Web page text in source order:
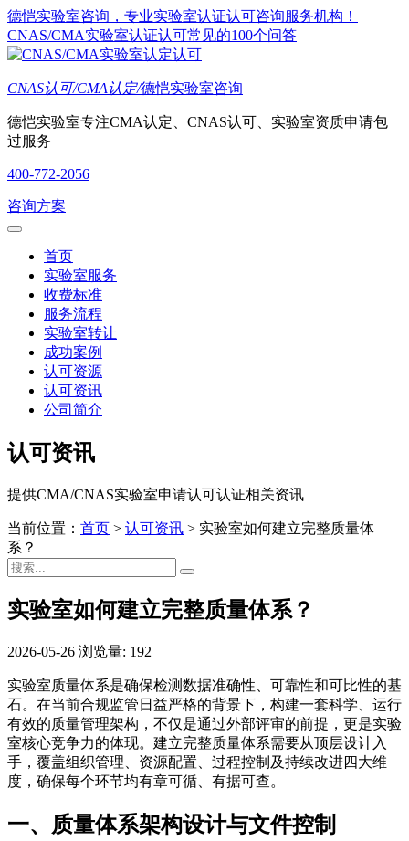
德恺实验室咨询，专业实验室认证认可咨询服务机构！
CNAS/CMA实验室认证认可常见的100个问答
CNAS认可/CMA认定/德恺实验室咨询
德恺实验室专注CMA认定、CNAS认可、实验室资质申请包
过服务
400-772-2056
咨询方案
首页
实验室服务
收费标准
服务流程
实验室转让
成功案例
认可资源
认可资讯
公司简介
认可资讯
提供CMA/CNAS实验室申请认可认证相关资讯
当前位置： 首页 > 认可资讯 > 实验室如何建立完整质量体
系？
实验室如何建立完整质量体系？
2026-05-26 浏览量: 192
实验室质量体系是确保检测数据准确性、可靠性和可比性的基
石。在当前合规监管日益严格的背景下，构建一套科学、运行
有效的质量管理架构，不仅是通过外部评审的前提，更是实验
室核心竞争力的体现。建立完整质量体系需要从顶层设计入
手，覆盖组织管理、资源配置、过程控制及持续改进四大维
度，确保每个环节均有章可循、有据可查。
一、质量体系架构设计与文件控制